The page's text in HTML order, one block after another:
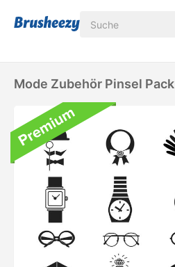
Mode Zubehör Pinsel Pack